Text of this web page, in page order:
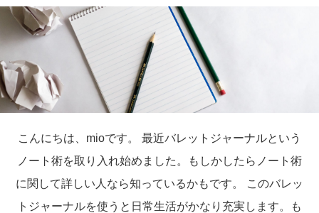
こんにちは、mioです。 最近バレットジャーナルという
ノート術を取り入れ始めました。もしかしたらノート術
に関して詳しい人なら知っているかもです。 このバレッ
トジャーナルを使うと日常生活がかなり充実します。も